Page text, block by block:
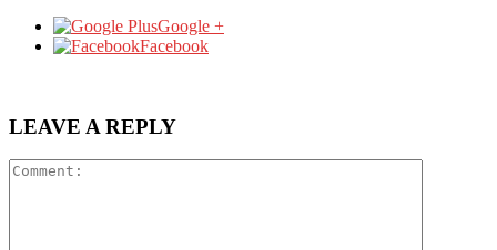
Google +
Facebook
LEAVE A REPLY